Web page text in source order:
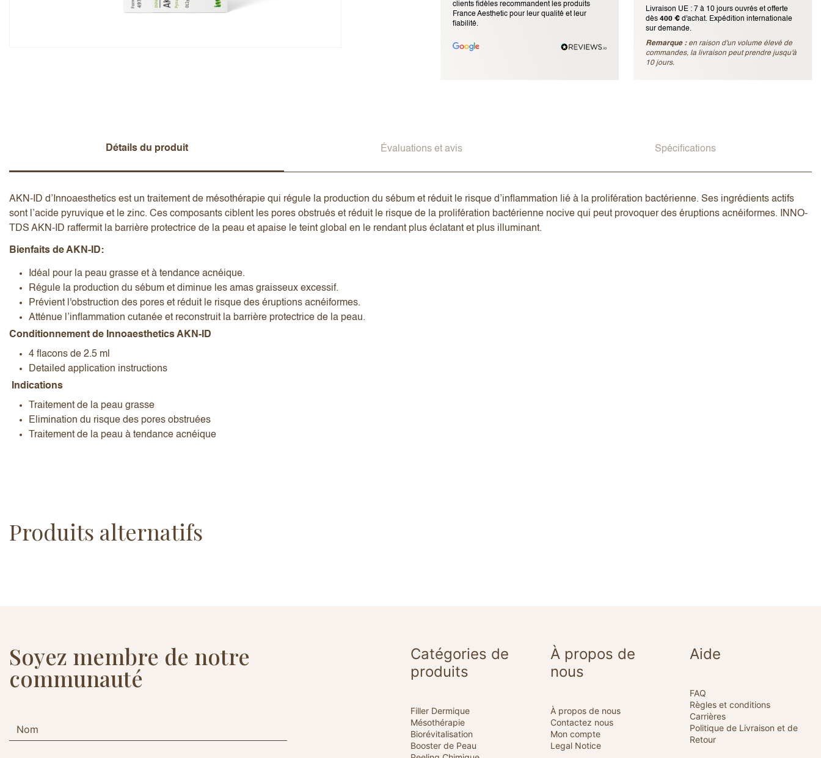
clients fidèles recommandent les produits
France Aesthetic pour leur qualité et leur
fiabilité.
Livraison UE : 7 à 10 jours ouvrés et offerte
dès400 €d'achat. Expédition internationale
sur demande.
Remarque : en raison d'un volume élevé de
commandes, la livraison peut prendre jusqu'à
10 jours.
Détails du produit Évaluations et avis Spécifications
AKN-ID d’Innoaesthetics est un traitement de mésothérapie qui régule la production du sébum et réduit le risque d’inflammation lié à la prolifération bactérienne. Ses ingrédients actifs
sont l’acide pyruvique et le zinc. Ces composants ciblent les pores obstrués et réduit le risque de la prolifération bactérienne nocive qui peut provoquer des éruptions acnéiformes. INNO-
TDS AKN-ID raffermit la barrière protectrice de la peau et apaise le teint global en le rendant plus éclatant et plus illuminant.
Bienfaits de AKN-ID:
Idéal pour la peau grasse et à tendance acnéique.
Régule la production du sébum et diminue les amas graisseux excessif.
Prévient l'obstruction des pores et réduit le risque des éruptions acnéiformes.
Atténue l’inflammation cutanée et reconstruit la barrière protectrice de la peau.
Conditionnement de Innoaesthetics AKN-ID
4 flacons de 2.5 ml
Detailed application instructions
Indications
Traitement de la peau grasse
Elimination du risque des pores obstruées
Traitement de la peau à tendance acnéique
Adresse e-mail (ne sera pas publiée)
J’accepte lestermes et conditions
Envoyer l’avis Annuler l’avis
Produits alternatifs
Soyez membre de notre
communauté
Catégories de
produits
Filler Dermique
Mésothérapie
Biorévitalisation
Booster de Peau
À propos de
nous
À propos de nous
Contactez nous
Mon compte
Legal Notice
Aide
FAQ
Règles et conditions
Carrières
Politique de Livraison et de
Retour